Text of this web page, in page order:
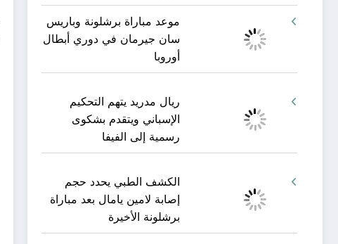
موعد مباراة برشلونة وباريس
سان جيرمان في دوري أبطال
أوروبا
ريال مدريد يتهم التحكيم
الإسباني ويتقدم بشكوى
رسمية إلى الفيفا
الكشف الطبي يحدد حجم
إصابة لامين يامال بعد مباراة
برشلونة الأخيرة